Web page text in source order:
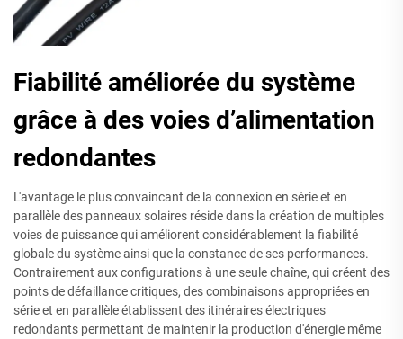
Fiabilité améliorée du système
grâce à des voies d’alimentation
redondantes
L'avantage le plus convaincant de la connexion en série et en
parallèle des panneaux solaires réside dans la création de multiples
voies de puissance qui améliorent considérablement la fiabilité
globale du système ainsi que la constance de ses performances.
Contrairement aux configurations à une seule chaîne, qui créent des
points de défaillance critiques, des combinaisons appropriées en
série et en parallèle établissent des itinéraires électriques
redondants permettant de maintenir la production d'énergie même